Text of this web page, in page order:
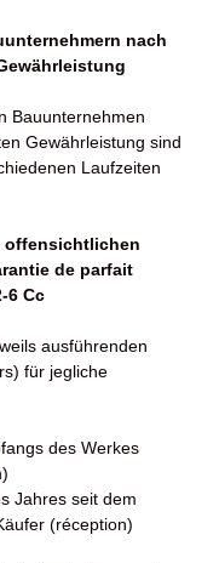
nach
Bauunternehmen
Gewährleistung sind
Laufzeiten
offensichtlichen
de parfait
6 Cc
ausführenden
für jegliche
des Werkes
Jahres seit dem
(réception)